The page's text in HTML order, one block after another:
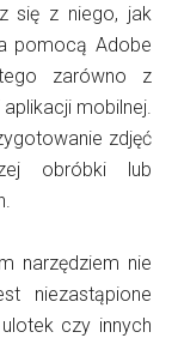
się z niego, jak
pomocą Adobe
zarówno z
mobilnej.
zdjęć
obróbki lub
narzędziem nie
niezastąpione
czy innych